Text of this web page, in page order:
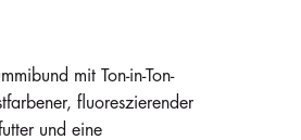
mit Ton-in-Ton-
fluoreszierender
und eine